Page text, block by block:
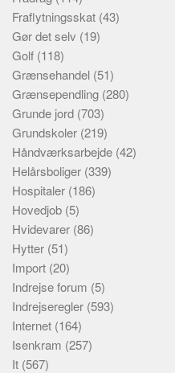
Fraflytningsskat (43)
Gør det selv (19)
Golf (118)
Grænsehandel (51)
Grænsependling (280)
Grunde jord (703)
Grundskoler (219)
Håndværksarbejde (42)
Helårsboliger (339)
Hospitaler (186)
Hovedjob (5)
Hvidevarer (86)
Hytter (51)
Import (20)
Indrejse forum (5)
Indrejseregler (593)
Internet (164)
Isenkram (257)
It (567)